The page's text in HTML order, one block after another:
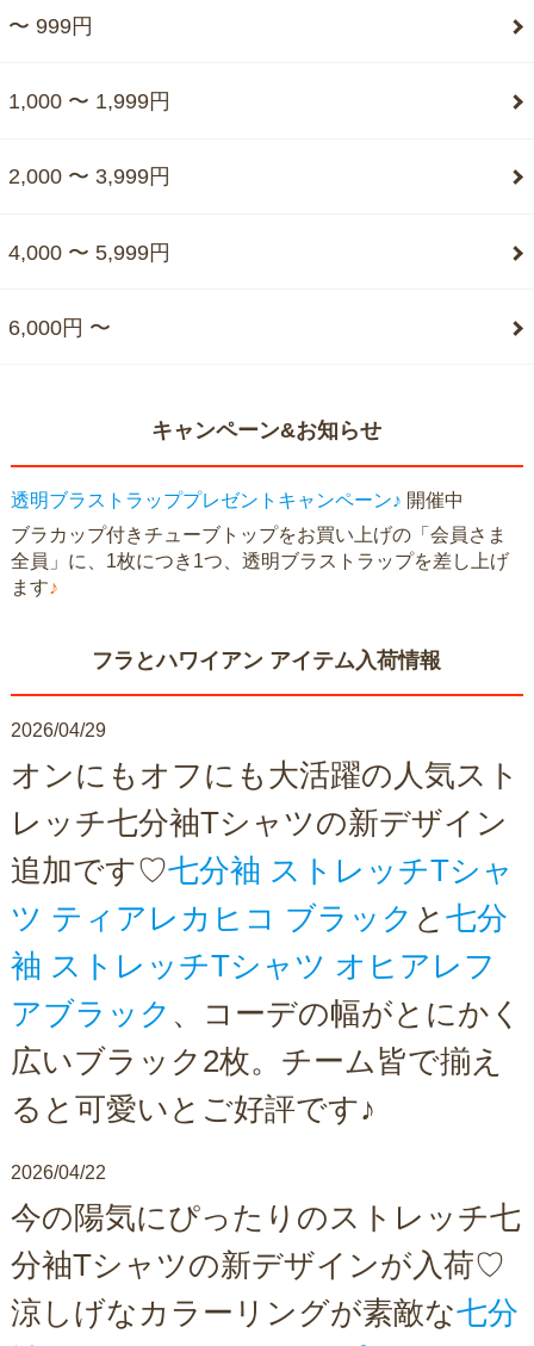
〜 999円
1,000 〜 1,999円
2,000 〜 3,999円
4,000 〜 5,999円
6,000円 〜
キャンペーン&お知らせ
透明ブラストラッププレゼントキャンペーン♪ 開催中
ブラカップ付きチューブトップをお買い上げの「会員さま
全員」に、1枚につき1つ、透明ブラストラップを差し上げ
ます♪
フラとハワイアン アイテム入荷情報
2026/04/29
オンにもオフにも大活躍の人気スト
レッチ七分袖Tシャツの新デザイン
追加です♡七分袖 ストレッチTシャ
ツ ティアレカヒコ ブラック と 七分
袖 ストレッチTシャツ オヒアレフ
アブラック 、コーデの幅がとにかく
広いブラック2枚。チーム皆で揃え
ると可愛いとご好評です♪
2026/04/22
今の陽気にぴったりのストレッチ七
分袖Tシャツの新デザインが入荷♡
涼しげなカラーリングが素敵な七分